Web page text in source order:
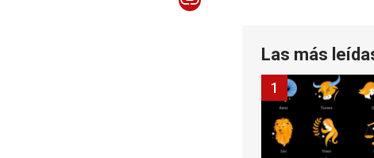
Las más
1